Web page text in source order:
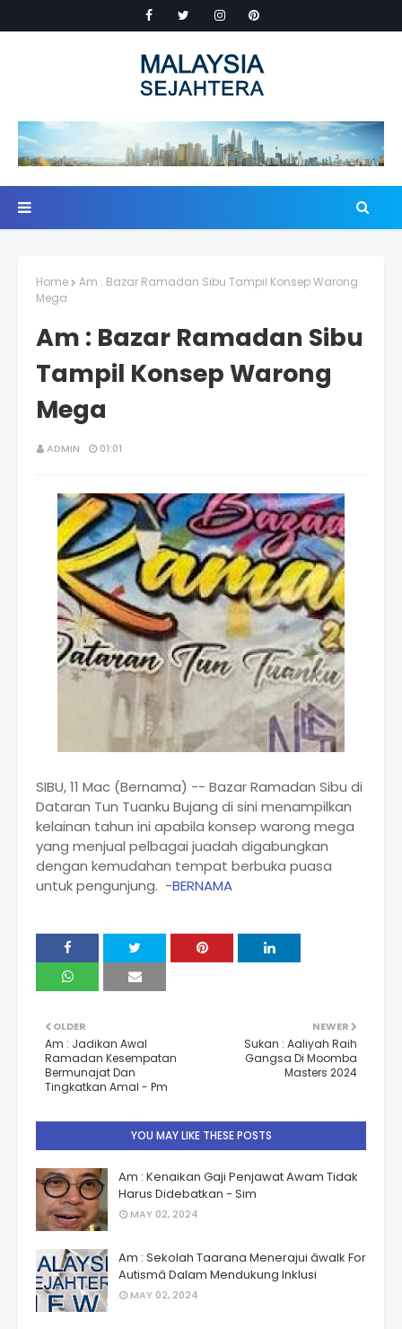
Home
Am : Bazar Ramadan Sibu Tampil Konsep Warong
Mega
Am : Bazar Ramadan Sibu
Tampil Konsep Warong
Mega
ADMIN 01:01
SIBU, 11 Mac (Bernama) -- Bazar Ramadan Sibu di
Dataran Tun Tuanku Bujang di sini menampilkan
kelainan tahun ini apabila konsep warong mega
yang menjual pelbagai juadah digabungkan
dengan kemudahan tempat berbuka puasa
untuk pengunjung. -BERNAMA
NEWER
Sukan : Aaliyah Raih
Gangsa Di Moomba
Masters 2024
OLDER
Am : Jadikan Awal
Ramadan Kesempatan
Bermunajat Dan
Tingkatkan Amal - Pm
YOU MAY LIKE THESE POSTS
Am : Kenaikan Gaji Penjawat Awam Tidak
Harus Didebatkan - Sim
MAY 02, 2024
Am : Sekolah Taarana Menerajui âwalk For
Autismâ Dalam Mendukung Inklusi
MAY 02, 2024